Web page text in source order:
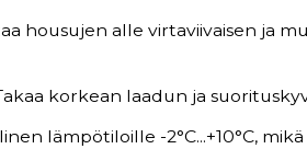
housujen alle virtaviivaisen ja
korkean laadun ja
lämpötiloille -2°C...+10°C,